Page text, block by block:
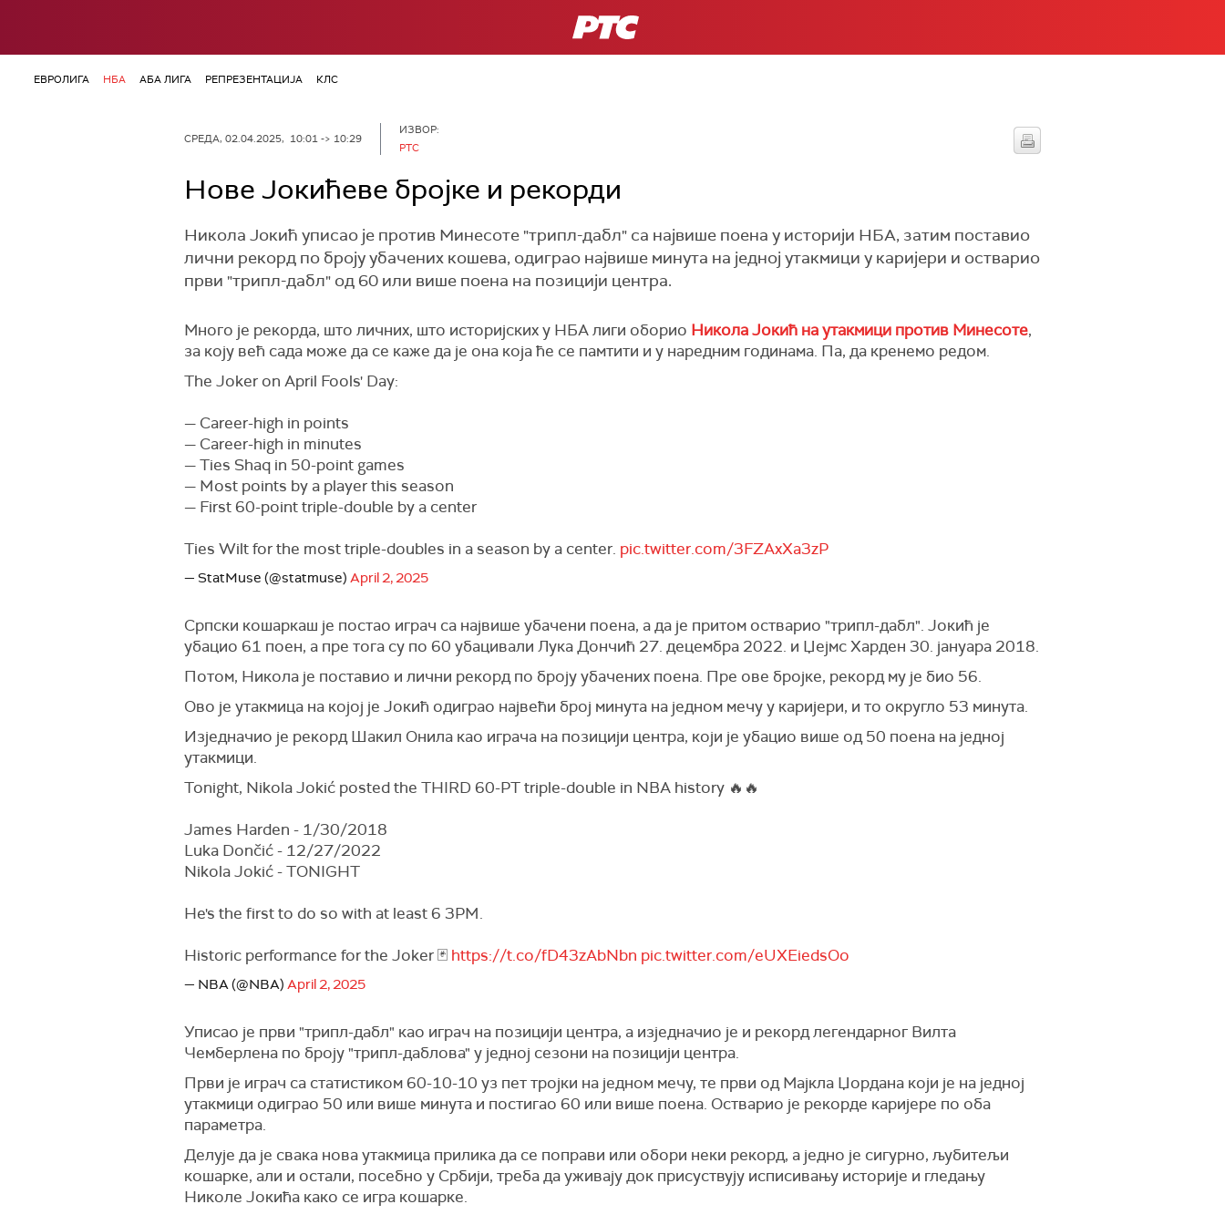
РТС
ЕВРОЛИГА НБА АБА ЛИГА РЕПРЕЗЕНТАЦИЈА КЛС
СРЕДА, 02.04.2025, 10:01 -> 10:29
ИЗВОР:
РТС
Нове Јокићеве бројке и рекорди
Никола Јокић уписао је против Минесоте "трипл-дабл" са највише поена у историји НБА, затим поставио
лични рекорд по броју убачених кошева, одиграо највише минута на једној утакмици у каријери и остварио
први "трипл-дабл" од 60 или више поена на позицији центра.
Много је рекорда, што личних, што историјских у НБА лиги оборио Никола Јокић на утакмици против Минесоте,
за коју већ сада може да се каже да је она која ће се памтити и у наредним годинама. Па, да кренемо редом.
The Joker on April Fools' Day:
— Career-high in points
— Career-high in minutes
— Ties Shaq in 50-point games
— Most points by a player this season
— First 60-point triple-double by a center
Ties Wilt for the most triple-doubles in a season by a center. pic.twitter.com/3FZAxXa3zP
— StatMuse (@statmuse) April 2, 2025
Српски кошаркаш је постао играч са највише убачени поена, а да је притом остварио "трипл-дабл". Јокић је
убацио 61 поен, а пре тога су по 60 убацивали Лука Дончић 27. децембра 2022. и Џејмс Харден 30. јануара 2018.
Потом, Никола је поставио и лични рекорд по броју убачених поена. Пре ове бројке, рекорд му је био 56.
Ово је утакмица на којој је Јокић одиграо највећи број минута на једном мечу у каријери, и то округло 53 минута.
Изједначио је рекорд Шакил Онила као играча на позицији центра, који је убацио више од 50 поена на једној
утакмици.
Tonight, Nikola Jokić posted the THIRD 60-PT triple-double in NBA history 🔥🔥
James Harden - 1/30/2018
Luka Dončić - 12/27/2022
Nikola Jokić - TONIGHT
He's the first to do so with at least 6 3PM.
Historic performance for the Joker 🃏 https://t.co/fD43zAbNbn pic.twitter.com/eUXEiedsOo
— NBA (@NBA) April 2, 2025
Уписао је први "трипл-дабл" као играч на позицији центра, а изједначио је и рекорд легендарног Вилта
Чемберлена по броју "трипл-даблова" у једној сезони на позицији центра.
Први је играч са статистиком 60-10-10 уз пет тројки на једном мечу, те први од Мајкла Џордана који је на једној
утакмици одиграо 50 или више минута и постигао 60 или више поена. Остварио је рекорде каријере по оба
параметра.
Делује да је свака нова утакмица прилика да се поправи или обори неки рекорд, а једно је сигурно, љубитељи
кошарке, али и остали, посебно у Србији, треба да уживају док присуствују исписивању историје и гледању
Николе Јокића како се игра кошарке.